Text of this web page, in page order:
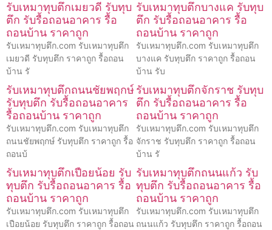
รับเหมาทุบตึกเมยวดี รับทุบ
ตึก รับรื้อถอนอาคาร รื้อ
ถอนบ้าน ราคาถูก
รับเหมาทุบตึก.com รับเหมาทุบตึก
เมยวดี รับทุบตึก ราคาถูก รื้อถอน
บ้าน รั
รับเหมาทุบตึกบางแค รับทุบ
ตึก รับรื้อถอนอาคาร รื้อ
ถอนบ้าน ราคาถูก
รับเหมาทุบตึก.com รับเหมาทุบตึก
บางแค รับทุบตึก ราคาถูก รื้อถอน
บ้าน รับ
รับเหมาทุบตึกถนนชัยพฤกษ์
รับทุบตึก รับรื้อถอนอาคาร
รื้อถอนบ้าน ราคาถูก
รับเหมาทุบตึก.com รับเหมาทุบตึก
ถนนชัยพฤกษ์ รับทุบตึก ราคาถูก รื้อ
ถอนบ้
รับเหมาทุบตึกจักราช รับทุบ
ตึก รับรื้อถอนอาคาร รื้อ
ถอนบ้าน ราคาถูก
รับเหมาทุบตึก.com รับเหมาทุบตึก
จักราช รับทุบตึก ราคาถูก รื้อถอน
บ้าน รั
รับเหมาทุบตึกเปือยน้อย รับ
ทุบตึก รับรื้อถอนอาคาร รื้อ
ถอนบ้าน ราคาถูก
รับเหมาทุบตึก.com รับเหมาทุบตึก
เปือยน้อย รับทุบตึก ราคาถูก รื้อถอน
รับเหมาทุบตึกถนนแก้ว รับ
ทุบตึก รับรื้อถอนอาคาร รื้อ
ถอนบ้าน ราคาถูก
รับเหมาทุบตึก.com รับเหมาทุบตึก
ถนนแก้ว รับทุบตึก ราคาถูก รื้อถอน